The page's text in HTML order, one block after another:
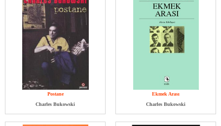
Postane
Charles Bukowski
Ekmek Arası
Charles Bukowski